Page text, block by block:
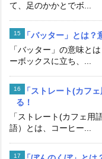
て、足のかかとでボ...
「バッター」とは？
「バッター」の意味と
ーボックスに立ち、...
「ストレート(カフ
る！
「ストレート(カフェ用
語）とは、コーヒー...